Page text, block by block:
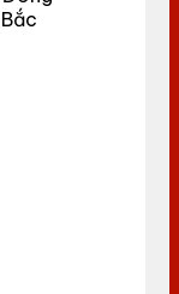
Bắc